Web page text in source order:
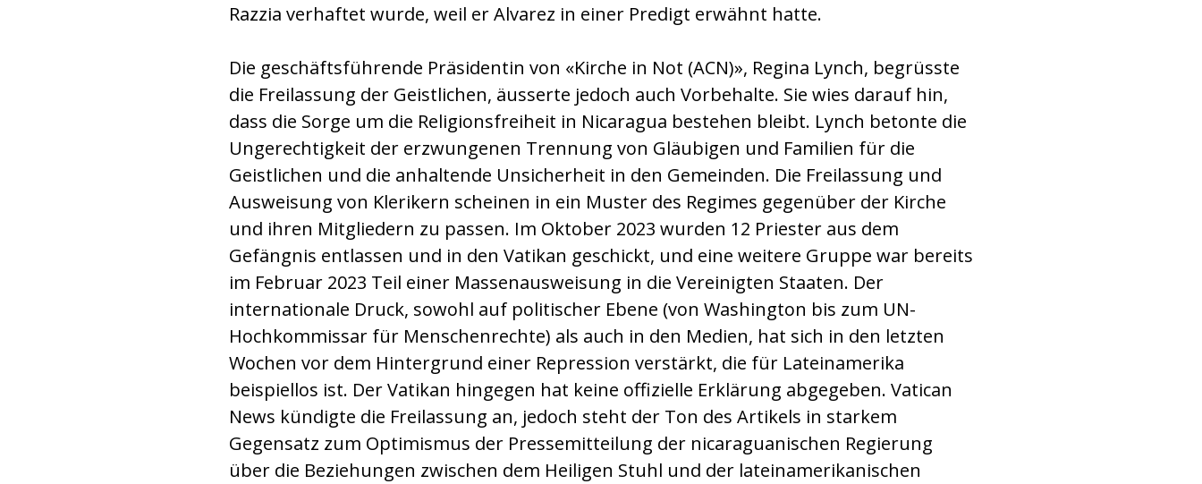
Razzia verhaftet wurde, weil er Alvarez in einer Predigt erwähnt hatte.
Die geschäftsführende Präsidentin von «Kirche in Not (ACN)», Regina Lynch, begrüsste
die Freilassung der Geistlichen, äusserte jedoch auch Vorbehalte. Sie wies darauf hin,
dass die Sorge um die Religionsfreiheit in Nicaragua bestehen bleibt. Lynch betonte die
Ungerechtigkeit der erzwungenen Trennung von Gläubigen und Familien für die
Geistlichen und die anhaltende Unsicherheit in den Gemeinden. Die Freilassung und
Ausweisung von Klerikern scheinen in ein Muster des Regimes gegenüber der Kirche
und ihren Mitgliedern zu passen. Im Oktober 2023 wurden 12 Priester aus dem
Gefängnis entlassen und in den Vatikan geschickt, und eine weitere Gruppe war bereits
im Februar 2023 Teil einer Massenausweisung in die Vereinigten Staaten. Der
internationale Druck, sowohl auf politischer Ebene (von Washington bis zum UN-
Hochkommissar für Menschenrechte) als auch in den Medien, hat sich in den letzten
Wochen vor dem Hintergrund einer Repression verstärkt, die für Lateinamerika
beispiellos ist. Der Vatikan hingegen hat keine offizielle Erklärung abgegeben. Vatican
News kündigte die Freilassung an, jedoch steht der Ton des Artikels in starkem
Gegensatz zum Optimismus der Pressemitteilung der nicaraguanischen Regierung
über die Beziehungen zwischen dem Heiligen Stuhl und der lateinamerikanischen